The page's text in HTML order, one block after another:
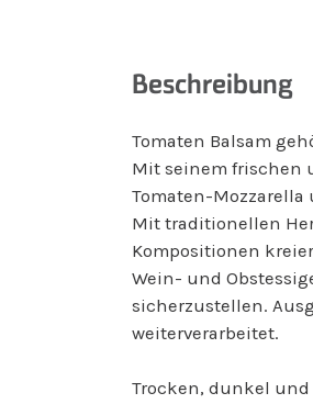
Beschreibung
Tomaten Balsam
Mit seinem frischen
Tomaten-Mozzarella
Mit traditionellen
Kompositionen
Wein- und
sicherzustellen.
weiterverarbeitet.
Trocken, dunkel